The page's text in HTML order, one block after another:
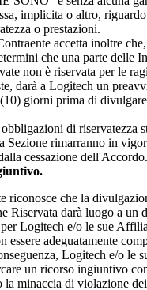
implicita o altro,
o prestazioni.
accetta inoltre
che una parte delle
non è riservata per le
darà a Logitech un
giorni prima di divulgare
di riservatezza
Sezione rimarranno in
cessazione dell'Accordo.
riconosce che la
Riservata darà luogo a un
Logitech e/o le sue
essere adeguatamente
Logitech e/o le
un ricorso ingiuntivo
la minaccia di violazione